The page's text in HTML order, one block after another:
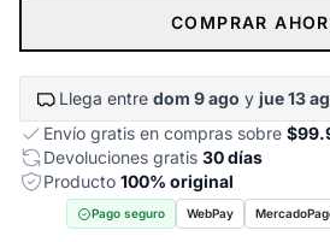
COMPRAR
Llega entre dom 9 ago y jue 13
Envío gratis en compras sobre
Devoluciones gratis 30 días
Producto 100% original
Pago seguro WebPay